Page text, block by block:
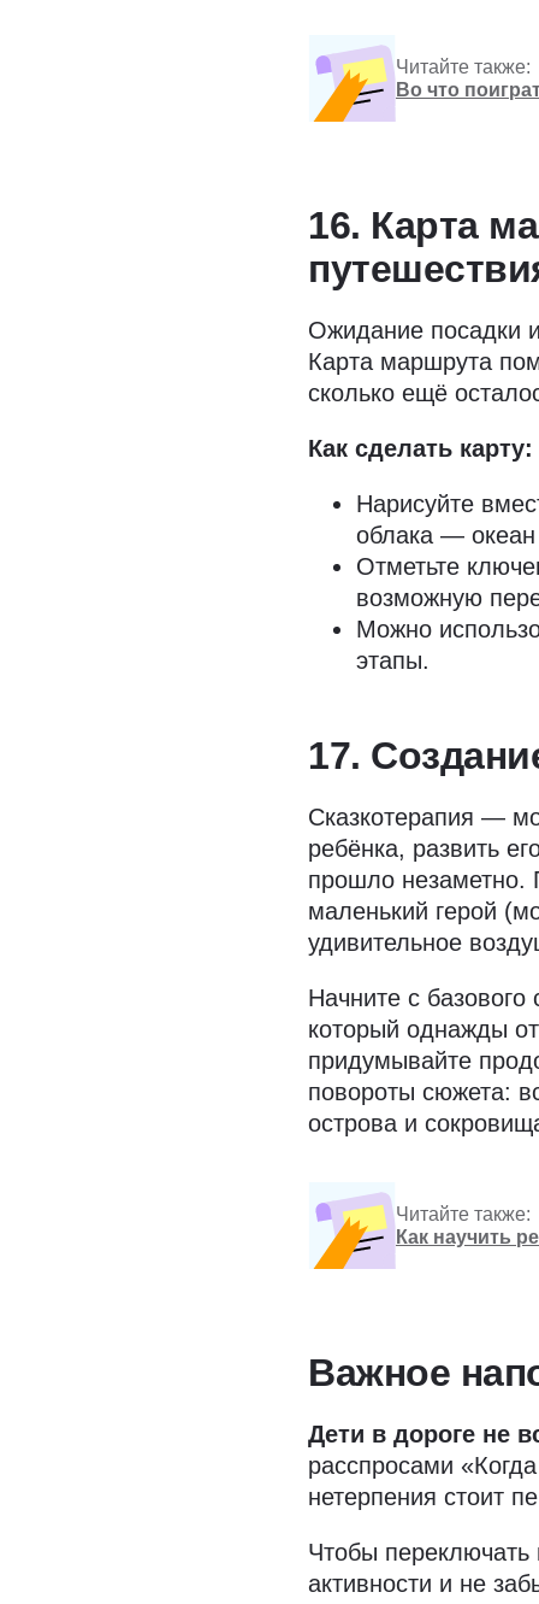
Читайте также:
Во что
16. Карта
Ожидание посадки
Карта маршрута
сколько ещё
Как сделать карту:
Нарисуйте
облака —
Отметьте
возможную
Можно
этапы.
17.
Сказкотерапия —
ребёнка, развить
прошло незаметно.
маленький герой
удивительное
Начните с
который однажды
придумывайте
повороты сюжета:
острова и
Читайте также:
Как научить
Важное
Дети в дороге не
расспросами
нетерпения стоит
Чтобы переключать
активности и не